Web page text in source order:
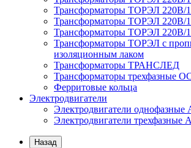
Трансформаторы ТОРЭЛ 220В/
Трансформаторы ТОРЭЛ 220В/
Трансформаторы ТОРЭЛ 220В/
Трансформаторы ТОРЭЛ с
изоляционным лаком
Трансформаторы ТРАНСЛЕД
Трансформаторы трехфазные
Ферритовые кольца
Электродвигатели
Электродвигатели
Электродвигатели трехфазные
Назад